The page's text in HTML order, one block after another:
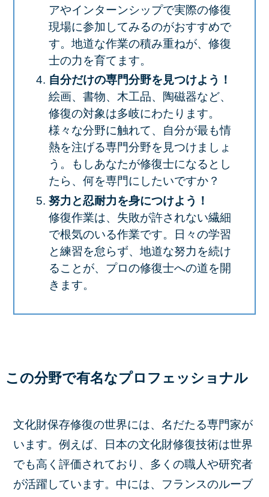
アやインターンシップで実際の修復
現場に参加してみるのがおすすめで
す。地道な作業の積み重ねが、修復
士の力を育てます。
自分だけの専門分野を見つけよう！
絵画、書物、木工品、陶磁器など、
修復の対象は多岐にわたります。
様々な分野に触れて、自分が最も情
熱を注げる専門分野を見つけましょ
う。
もしあなたが修復士になるとし
たら、何を専門にしたいですか？
努力と忍耐力を身につけよう！
修復作業は、失敗が許されない繊細
で根気のいる作業です。日々の学習
と練習を怠らず、地道な努力を続け
ることが、プロの修復士への道を開
きます。
この分野で有名なプロフェッショナル
文化財保存修復の世界には、名だたる専門家が
います。例えば、日本の文化財修復技術は世界
でも高く評価されており、多くの職人や研究者
が活躍しています。中には、フランスのルーブ